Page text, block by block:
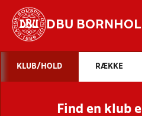
DBU
STILLINGER,
KLUB/HOLD RÆKKE
Find en klub